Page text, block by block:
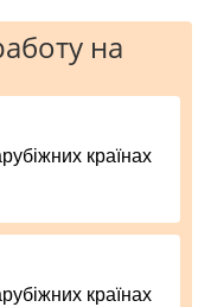
на
країнах
країнах